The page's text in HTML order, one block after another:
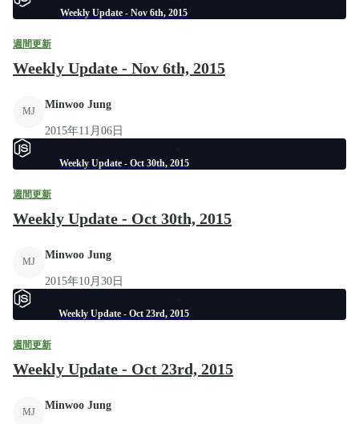
Weekly Update - Nov 6th, 2015
週間更新
Weekly Update - Nov 6th, 2015
MJ
Minwoo Jung
2015年11月06日
Weekly Update - Oct 30th, 2015
週間更新
Weekly Update - Oct 30th, 2015
MJ
Minwoo Jung
2015年10月30日
Weekly Update - Oct 23rd, 2015
週間更新
Weekly Update - Oct 23rd, 2015
MJ
Minwoo Jung